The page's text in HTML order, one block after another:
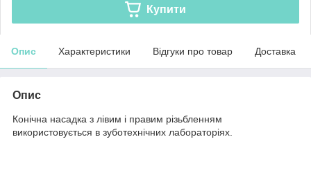
Купити
Опис Характеристики Відгуки про товар Доставка
Опис
Конічна насадка з лівим і правим різьбленням
використовується в зуботехнічних лабораторіях.